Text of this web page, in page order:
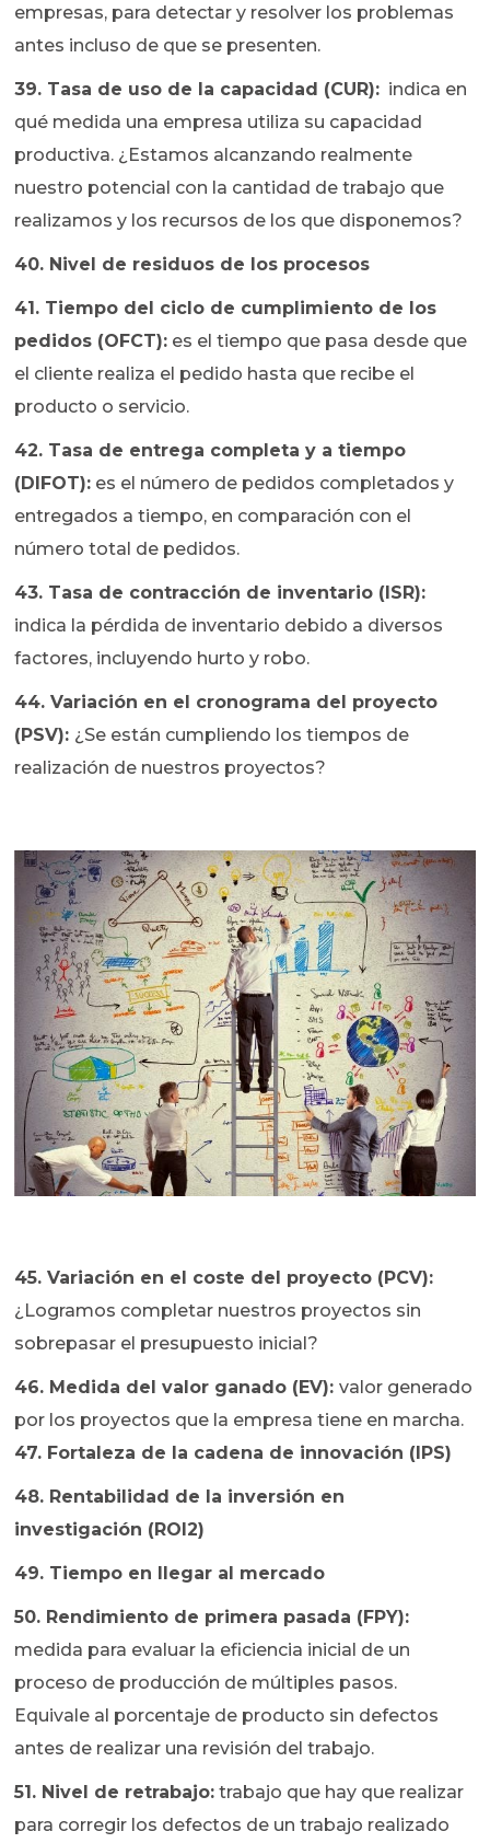
empresas, para detectar y resolver los problemas
antes incluso de que se presenten.
39. Tasa de uso de la capacidad (CUR): indica en
qué medida una empresa utiliza su capacidad
productiva. ¿Estamos alcanzando realmente
nuestro potencial con la cantidad de trabajo que
realizamos y los recursos de los que disponemos?
40. Nivel de residuos de los procesos
41. Tiempo del ciclo de cumplimiento de los
pedidos (OFCT): es el tiempo que pasa desde que
el cliente realiza el pedido hasta que recibe el
producto o servicio.
42. Tasa de entrega completa y a tiempo
(DIFOT): es el número de pedidos completados y
entregados a tiempo, en comparación con el
número total de pedidos.
43. Tasa de contracción de inventario (ISR):
indica la pérdida de inventario debido a diversos
factores, incluyendo hurto y robo.
44. Variación en el cronograma del proyecto
(PSV): ¿Se están cumpliendo los tiempos de
realización de nuestros proyectos?
45. Variación en el coste del proyecto (PCV):
¿Logramos completar nuestros proyectos sin
sobrepasar el presupuesto inicial?
46. Medida del valor ganado (EV):valor generado
por los proyectos que la empresa tiene en marcha.
47. Fortaleza de la cadena de innovación (IPS)
48. Rentabilidad de la inversión en
investigación (ROI2)
49. Tiempo en llegar al mercado
50. Rendimiento de primera pasada (FPY):
medida para evaluar la eficiencia inicial de un
proceso de producción de múltiples pasos.
Equivale al porcentaje de producto sin defectos
antes de realizar una revisión del trabajo.
51. Nivel de retrabajo: trabajo que hay que realizar
para corregir los defectos de un trabajo realizado